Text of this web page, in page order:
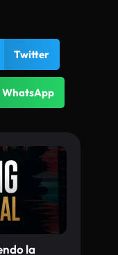
Twitter
WhatsApp
la